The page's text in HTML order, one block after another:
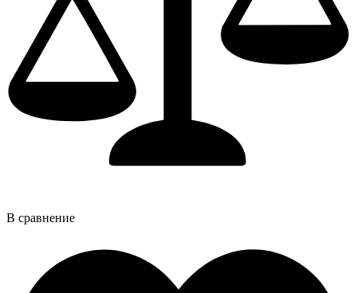
В сравнение